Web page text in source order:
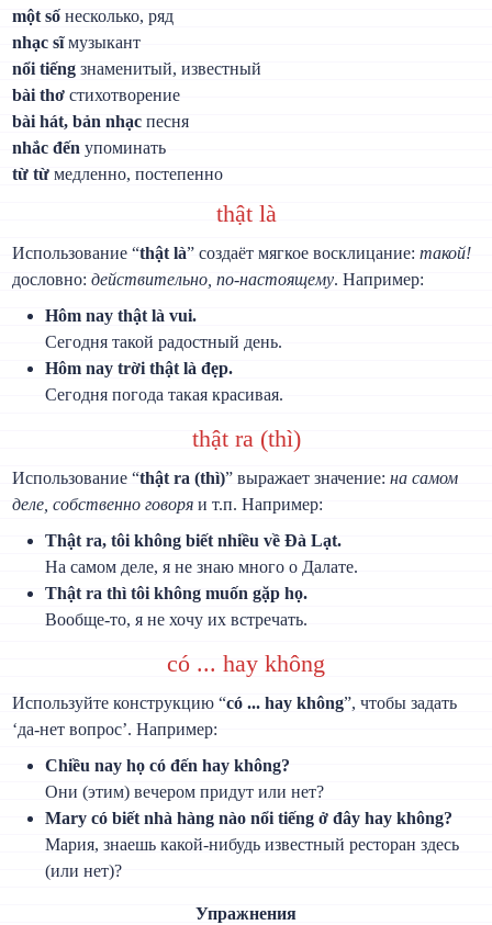
một số несколько, ряд
nhạc sĩмузыкант
nổi tiếng знаменитый, известный
bài thơ стихотворение
bài hát, bản nhạc песня
nhắc đến упоминать
từ từ медленно, постепенно
thật là
Использование “thật là” создаёт мягкое восклицание:такой!
дословно:действительно, по-настоящему. Например:
Hôm nay thật là vui.
Сегодня такой радостный день.
Hôm nay trời thật là đẹp.
Сегодня погода такая красивая.
thật ra (thì)
Использование “thật ra (thì)” выражает значение:на самом
деле, собственно говоря и т.п. Например:
Thật ra, tôi không biết nhiều về Đà Lạt.
На самом деле, я не знаю много о Далате.
Thật ra thì tôi không muốn gặp họ.
Вообще-то, я не хочу их встречать.
có ... hay không
Используйте конструкцию “có ... hay không”, чтобы задать
‘да-нет вопрос’. Например:
Chiều nay họ có đến hay không?
Они (этим) вечером придут или нет?
Mary có biết nhà hàng nào nổi tiếng ở đây hay không?
Мария, знаешь какой-нибудь известный ресторан здесь
(или нет)?
Упражнения